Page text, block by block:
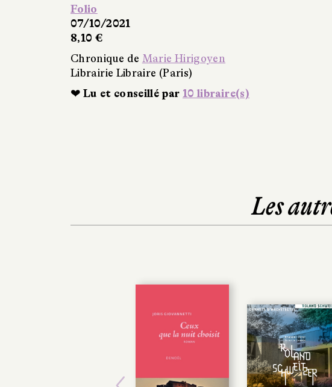
Folio
07/10/2021
8,10 €
Chronique de Marie Hirigoyen
Librairie Libraire (Paris)
❤ Lu et conseillé par 10 libraire(s)
Les